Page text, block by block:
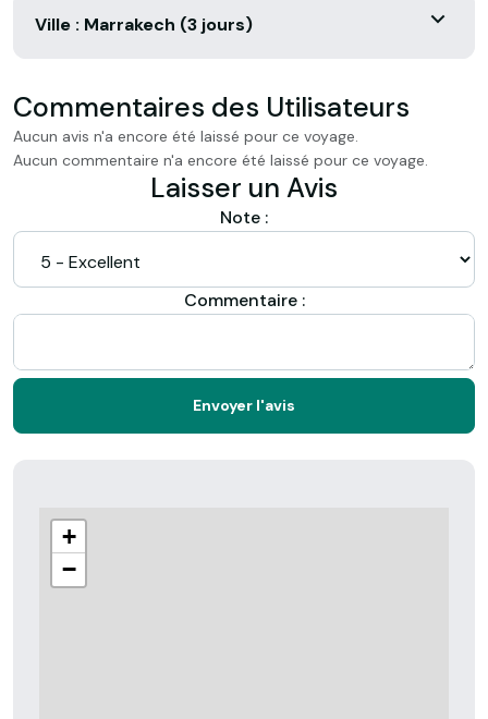
Ville : Marrakech (3 jours)
Commentaires des Utilisateurs
Aucun avis n'a encore été laissé pour ce voyage.
Aucun commentaire n'a encore été laissé pour ce voyage.
Laisser un Avis
Note :
Commentaire :
Envoyer l'avis
+
−